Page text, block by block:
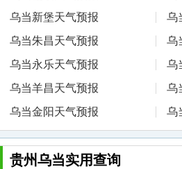
乌当新堡天气预报
乌
乌当朱昌天气预报
乌
乌当永乐天气预报
乌
乌当羊昌天气预报
乌
乌当金阳天气预报
乌
贵州乌当实用查询